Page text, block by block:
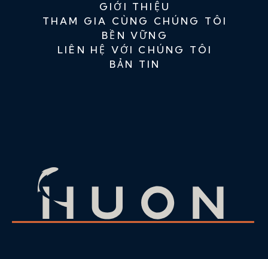
GIỚI THIỆU
THAM GIA CÙNG CHÚNG TÔI
BỀN VỮNG
LIÊN HỆ VỚI CHÚNG TÔI
BẢN TIN